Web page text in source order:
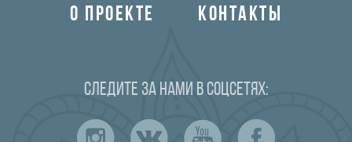
О ПРОЕКТЕ КОНТАКТЫ
Следите за нами в соцсетях: